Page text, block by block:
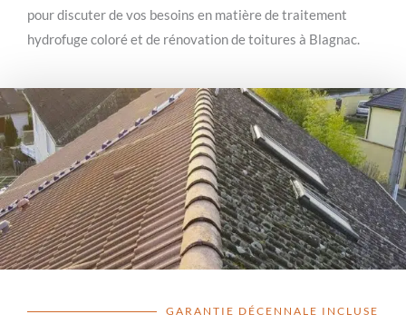
pour discuter de vos besoins en matière de traitement
hydrofuge coloré et de rénovation de toitures à Blagnac.
GARANTIE DÉCENNALE INCLUSE